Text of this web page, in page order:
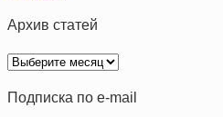
Архив статей
Архив
статей
Подписка по e-mail